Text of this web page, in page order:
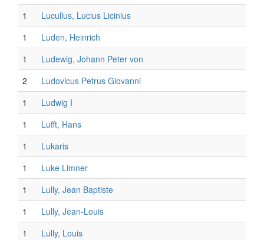
1
Lucullus, Lucius Licinius
1
Luden, Heinrich
1
Ludewig, Johann Peter von
2
Ludovicus Petrus Giovanni
1
Ludwig I
1
Lufft, Hans
1
Lukaris
1
Luke Limner
1
Lully, Jean Baptiste
1
Lully, Jean-Louis
1
Lully, Louis